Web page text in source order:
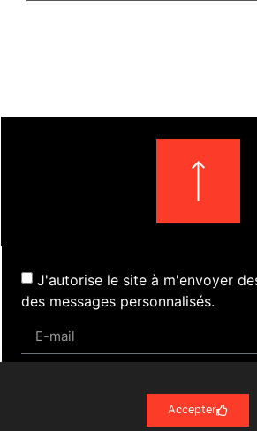
J'autorise le site à m'envoyer
des messages personnalisés.
Accepter